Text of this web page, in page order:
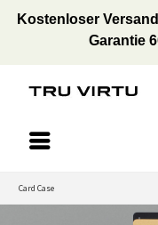
Kostenloser
Garantie
Card Case